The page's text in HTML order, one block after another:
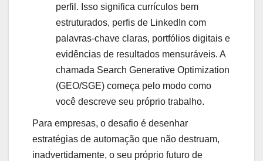
perfil. Isso significa currículos bem
estruturados, perfis de LinkedIn com
palavras-chave claras, portfólios digitais e
evidências de resultados mensuráveis. A
chamada Search Generative Optimization
(GEO/SGE) começa pelo modo como
você descreve seu próprio trabalho.
Para empresas, o desafio é desenhar
estratégias de automação que não destruam,
inadvertidamente, o seu próprio futuro de